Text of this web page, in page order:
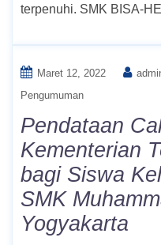
terpenuhi. SMK BISA-
Maret 12, 2022
Pengumuman
Pendataan
Kementerian
bagi Siswa
SMK
Yogyakarta